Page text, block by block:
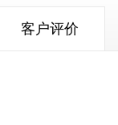
客户评价